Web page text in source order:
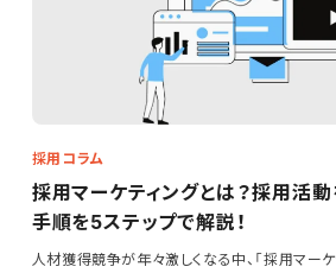
採用コラム
採用マーケティングとは？採用活
手順を5ステップで解説！
人材獲得競争が年々激しくなる中、「採用マー